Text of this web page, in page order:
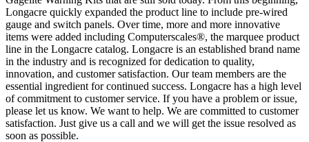
Longacre quickly expanded the product line to include pre-wired
gauge and switch panels. Over time, more and more innovative
items were added including Computerscales®, the marquee product
line in the Longacre catalog. Longacre is an established brand name
in the industry and is recognized for dedication to quality,
innovation, and customer satisfaction. Our team members are the
essential ingredient for continued success. Longacre has a high level
of commitment to customer service. If you have a problem or issue,
please let us know. We want to help. We are committed to customer
satisfaction. Just give us a call and we will get the issue resolved as
soon as possible.